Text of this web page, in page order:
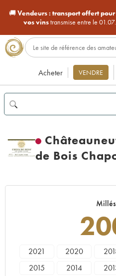
🚚Vendeurs : transport offert
vos vinstransmise entre le
Acheter VENDRE
de Bois
2021 2020
2015
2014